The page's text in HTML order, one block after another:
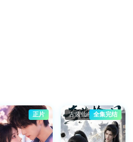
正片 古装仙侠 全集完结